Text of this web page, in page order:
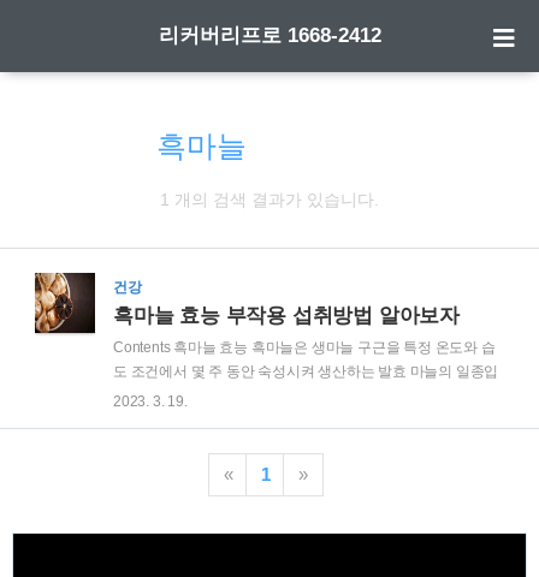
리커버리프로 1668-2412
흑마늘
1 개의 검색 결과가 있습니다.
건강
흑마늘 효능 부작용 섭취방법 알아보자
Contents 흑마늘 효능 흑마늘은 생마늘 구근을 특정 온도와 습
도 조건에서 몇 주 동안 숙성시켜 생산하는 발효 마늘의 일종입
니다. 이 과정은 정향을 부드럽고 어둡고 달콤하게 만들어 달콤
수준의 항산화제를 함유하고 있습니다. 산화 방지제는 만성 질
환과 노화로 이어질 수 있는 산화 스트레스로부터 신체를 보호
2023. 3. 19.
« 1 »